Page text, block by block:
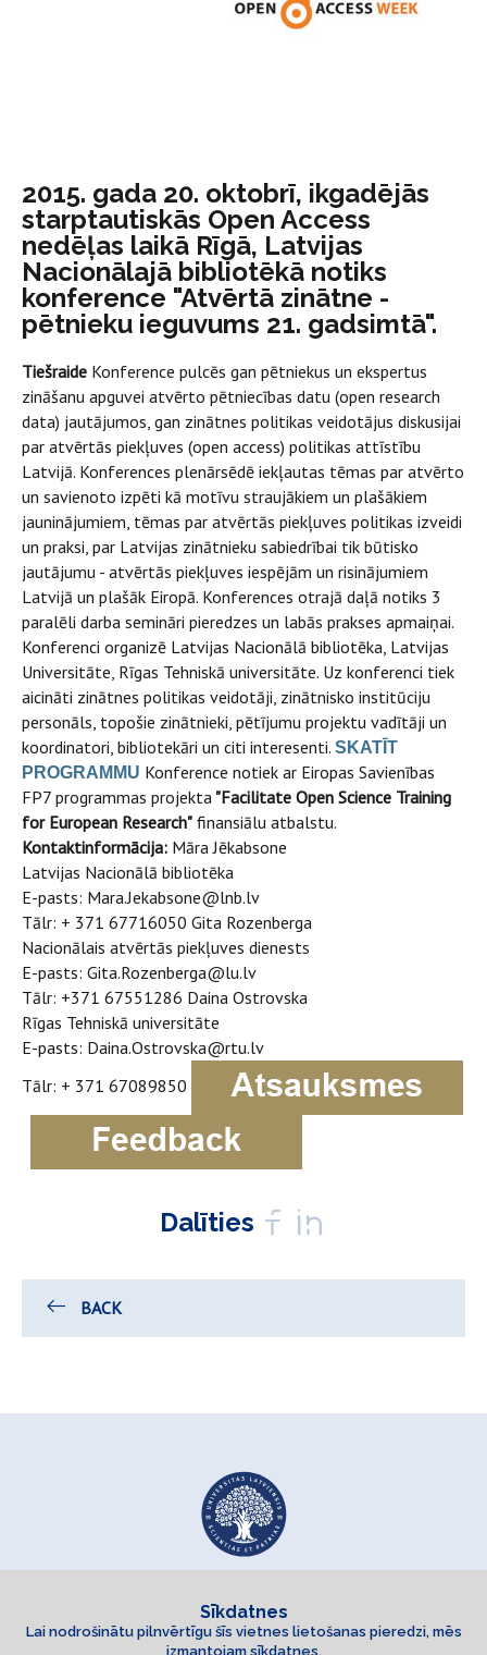
2015. gada 20. oktobrī, ikgadējās
starptautiskās Open Access
nedēļas laikā Rīgā, Latvijas
Nacionālajā bibliotēkā notiks
konference "Atvērtā zinātne -
pētnieku ieguvums 21. gadsimtā".
Tiešraide Konference pulcēs gan pētniekus un ekspertus
zināšanu apguvei atvērto pētniecības datu (open research
data) jautājumos, gan zinātnes politikas veidotājus diskusijai
par atvērtās piekļuves (open access) politikas attīstību
Latvijā. Konferences plenārsēdē iekļautas tēmas par atvērto
un savienoto izpēti kā motīvu straujākiem un plašākiem
jauninājumiem, tēmas par atvērtās piekļuves politikas izveidi
un praksi, par Latvijas zinātnieku sabiedrībai tik būtisko
jautājumu - atvērtās piekļuves iespējām un risinājumiem
Latvijā un plašāk Eiropā. Konferences otrajā daļā notiks 3
paralēli darba semināri pieredzes un labās prakses apmaiņai.
Konferenci organizē Latvijas Nacionālā bibliotēka, Latvijas
Universitāte, Rīgas Tehniskā universitāte. Uz konferenci tiek
aicināti zinātnes politikas veidotāji, zinātnisko institūciju
personāls, topošie zinātnieki, pētījumu projektu vadītāji un
koordinatori, bibliotekāri un citi interesenti. SKATĪT
PROGRAMMU Konference notiek ar Eiropas Savienības
FP7 programmas projekta "Facilitate Open Science Training
for European Research" finansiālu atbalstu.
Kontaktinformācija: Māra Jēkabsone
Latvijas Nacionālā bibliotēka
E-pasts: Mara.Jekabsone@lnb.lv
Tālr: + 371 67716050 Gita Rozenberga
Nacionālais atvērtās piekļuves dienests
E-pasts: Gita.Rozenberga@lu.lv
Tālr: +371 67551286 Daina Ostrovska
Rīgas Tehniskā universitāte
E-pasts: Daina.Ostrovska@rtu.lv
Tālr: + 371 67089850
Dalīties
BACK
Sīkdatnes
Lai nodrošinātu pilnvērtīgu šīs vietnes lietošanas pieredzi, mēs
izmantojam sīkdatnes.